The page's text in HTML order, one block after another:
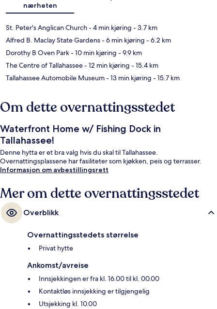
nærheten
St. Peter's Anglican Church- 4 min kjøring - 3.7 km
Alfred B. Maclay State Gardens- 6 min kjøring - 6.2 km
Dorothy B Oven Park- 10 min kjøring - 9.9 km
The Centre of Tallahassee- 12 min kjøring - 15.4 km
Tallahassee Automobile Museum- 13 min kjøring - 15.7 km
Om dette overnattingsstedet
Waterfront Home w/ Fishing Dock in
Tallahassee!
Denne hytta er et bra valg hvis du skal til Tallahassee.
Overnattingsplassene har fasiliteter som kjøkken, peis og terrasser.
Informasjon om avbestillingsrett
Mer om dette overnattingsstedet
Overblikk
Overnattingsstedets størrelse
Privat hytte
Ankomst/avreise
Innsjekkingen er fra kl. 16.00 til kl. 00.00
Kontaktløs innsjekking er tilgjengelig
Utsjekking kl. 10.00